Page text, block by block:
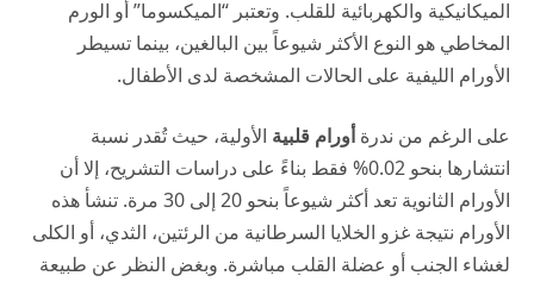
الميكانيكية والكهربائية للقلب. وتعتبر “الميكسوما” أو الورم
المخاطي هو النوع الأكثر شيوعاً بين البالغين، بينما تسيطر
الأورام الليفية على الحالات المشخصة لدى الأطفال.
على الرغم من ندرةأورام قلبية الأولية، حيث تُقدر نسبة
انتشارها بنحو 0.02% فقط بناءً على دراسات التشريح، إلا أن
الأورام الثانوية تعد أكثر شيوعاً بنحو 20 إلى 30 مرة. تنشأ هذه
الأورام نتيجة غزو الخلايا السرطانية من الرئتين، الثدي، أو الكلى
لغشاء الجنب أو عضلة القلب مباشرة. وبغض النظر عن طبيعة